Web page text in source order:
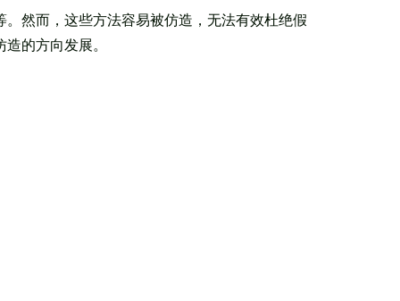
。然而，这些方法容易被仿造，无法有效杜绝假
的方向发展。